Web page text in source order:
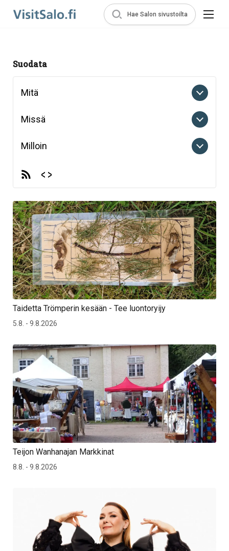
Hae Salon sivustoilta
Suodata
Mitä
Missä
Milloin
Taidetta Trömperin kesään - Tee luontoryijy
5.8. - 9.8.2026
Teijon Wanhanajan Markkinat
8.8. - 9.8.2026